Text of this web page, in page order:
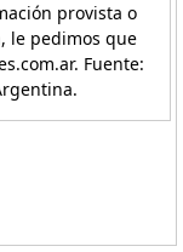
provista o
le pedimos que
Fuente: